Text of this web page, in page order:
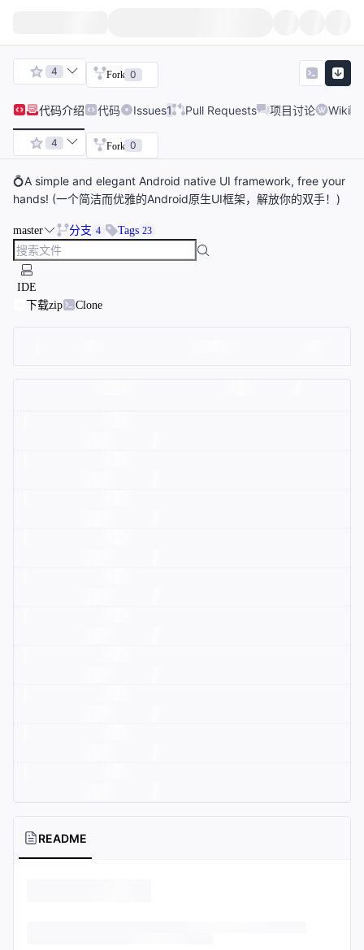
4 Fork 0
代码介绍 代码 Issues1 Pull Requests 项目讨论 Wiki
4 Fork 0
💍A simple and elegant Android native UI framework, free your
hands! (一个简洁而优雅的Android原生UI框架，解放你的双手！)
master 分支 4 Tags 23
IDE
下载zip
Clone
README